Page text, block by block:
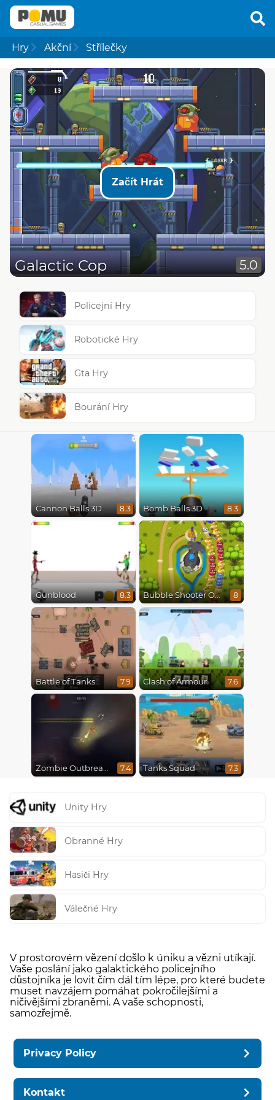
Hry Akční Střílečky
Začít Hrát
Galactic Cop 5.0
Policejní Hry
Robotické Hry
Gta Hry
Bourání Hry
Cannon Balls 3D 8.3 Bomb Balls 3D 8.3
Gunblood 8.3 Bubble Shooter Online 8
Battle of Tanks 7.9 Clash of Armour 7.6
Zombie Outbreak Arena 7.4 Tanks Squad 7.3
Unity Hry
Obranné Hry
Hasiči Hry
Válečné Hry
V prostorovém vězení došlo k úniku a vězni utíkají.
Vaše poslání jako galaktického policejního
důstojníka je lovit čím dál tím lépe, pro které budete
muset navzájem pomáhat pokročilejšími a
ničivějšími zbraněmi. A vaše schopnosti,
samozřejmě.
Privacy Policy
Kontakt